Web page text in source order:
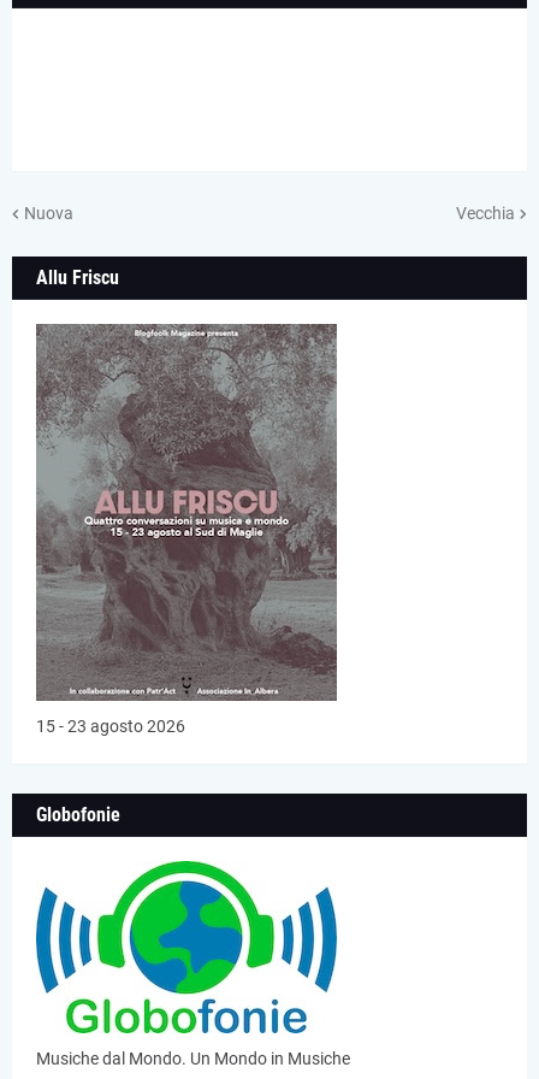
Nuova Vecchia
Allu Friscu
15 - 23 agosto 2026
Globofonie
Musiche dal Mondo. Un Mondo in Musiche